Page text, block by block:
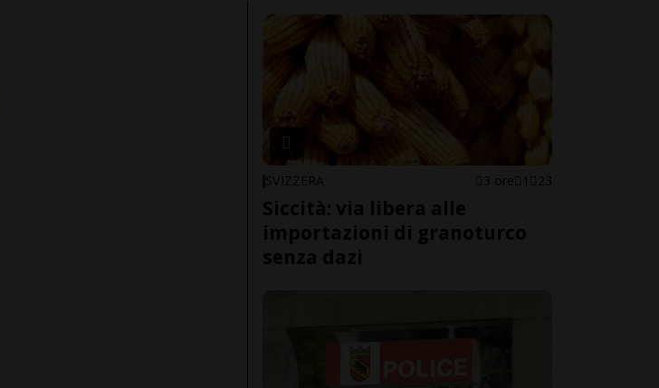
SVIZZERA 3 ore 1 23
Siccità: via libera alle
importazioni di granoturco
senza dazi